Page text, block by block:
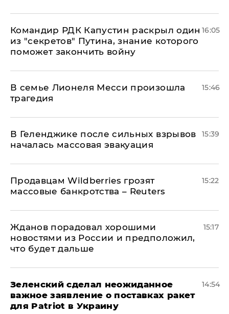
Командир РДК Капустин раскрыл один
из "секретов" Путина, знание которого
поможет закончить войну
16:05
В семье Лионеля Месси произошла
трагедия
15:46
В Геленджике после сильных взрывов
началась массовая эвакуация
15:39
Продавцам Wildberries грозят
массовые банкротства – Reuters
15:22
Жданов порадовал хорошими
новостями из России и предположил,
что будет дальше
15:17
Зеленский сделал неожиданное
важное заявление о поставках ракет
для Patriot в Украину
14:54